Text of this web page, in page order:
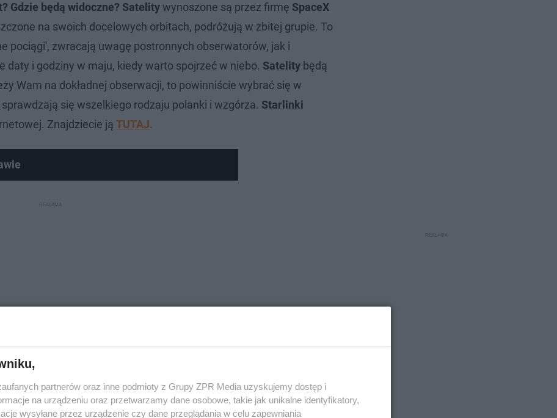
Gdzie będą widoczne? Satelitywynoszone są przez firmę SpaceX
na swoich docelowych orbitach, podróżują w zbitej grupie. To
pociągi', zwracają uwagę postronnych obserwatorów, jak i
daty i godziny w maju, kiedy warto spojrzeć w niebo. Satelity będą
Wam na dokładnej obserwacji, to powinniście wybrać się w
się wszelkiego rodzaju polanki i wzgórza. Starlinki
Znajdziecie ją TUTAJ.
przelot? Gdzie będą widoczne?
partnerów oraz inne podmioty z Grupy ZPR Media uzyskujemy dostęp i
na urządzeniu oraz przetwarzamy dane osobowe, takie jak unikalne identyfikatory,
wysyłane przez urządzenie czy dane przeglądania w celu zapewniania